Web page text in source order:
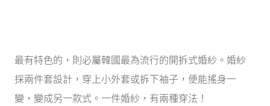
最有特色的，則必屬韓國最為流行的開拆式婚紗。婚紗
採兩件套設計，穿上小外套或拆下袖子，便能搖身一
變，變成另一款式。一件婚紗，有兩種穿法！